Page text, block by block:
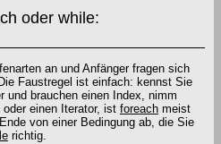
oder while:
an und Anfänger fragen sich
Faustregel ist einfach: kennst Sie
und brauchen einen Index, nimm
einen Iterator, ist foreach meist
von einer Bedingung ab, die Sie
richtig.